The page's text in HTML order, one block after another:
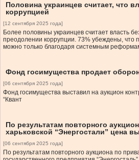
Половина украинцев считает, что
коррупцией
[12 сентября 2025 года]
Более половины украинцев считает власть
преодолении коррупции. 73% убеждены, что
можно только благодаря системным
Фонд госимущества продает
[06 сентября 2025 года]
Фонд госимущества выставил на аукцион
“Квант
По результатам повторного
харьковской “Энергостали” цена
[06 сентября 2025 года]
По результатам повторного аукциона по